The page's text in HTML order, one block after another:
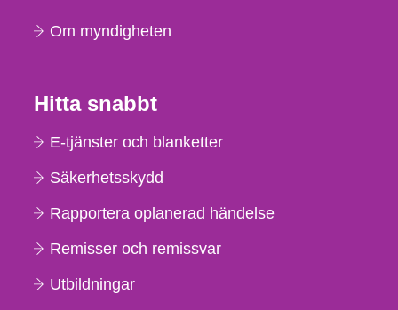
Om myndigheten
Hitta snabbt
E-tjänster och blanketter
Säkerhetsskydd
Rapportera oplanerad händelse
Remisser och remissvar
Utbildningar